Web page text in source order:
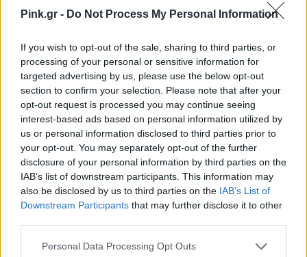
Pink.gr - Do Not Process My Personal Information
If you wish to opt-out of the sale, sharing to third parties, or
processing of your personal or sensitive information for
targeted advertising by us, please use the below opt-out
section to confirm your selection. Please note that after your
opt-out request is processed you may continue seeing
interest-based ads based on personal information utilized by
us or personal information disclosed to third parties prior to
your opt-out. You may separately opt-out of the further
disclosure of your personal information by third parties on the
IAB’s list of downstream participants. This information may
also be disclosed by us to third parties on the IAB’s List of
Downstream Participants that may further disclose it to other
Personal Data Processing Opt Outs
κακοποιητική συμπεριφορά. Οι εμμονές, οι φόβοι,
οφείλει να ανέχεται. Αν το πράγμα ξεφεύγει και
το ταίρι σου σε καταπιέζει ή ξεσπά επάνω σου,
τότε φύγε από αυτήν τη σχέση. Καλώς ή κακώς, η
δική σου ευτυχία και ασφάλεια θα πρέπει να
μπαίνει πάντα πάνω από των άλλων.
Αναζήτησε βοήθεια για τον εαυτό σου
Το να είσαι σε μια σχέση με άτομο που έχει
θέματα εμπιστοσύνης μπορεί να είναι πολύ
ψυχοφθόρο και κουραστικό και να βγάλει θέματα